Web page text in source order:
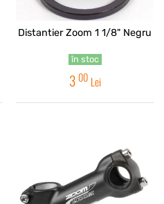
Distantier Zoom 1 1/8" Negru
în stoc
3 00 Lei